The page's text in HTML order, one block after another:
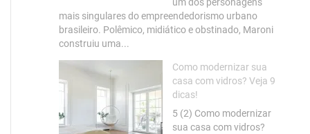
mais singulares do empreendedorismo urbano
brasileiro. Polêmico, midiático e obstinado, Maroni
construiu uma...
Como modernizar sua
casa com vidros? Veja 9
dicas!
5 (2) Como modernizar
sua casa com vidros?